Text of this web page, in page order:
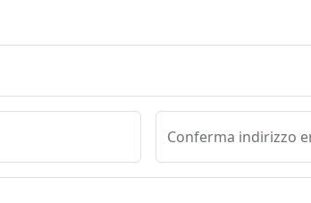
Conferma indirizzo